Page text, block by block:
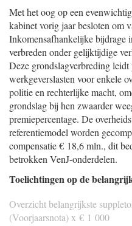
Met het oog op een
kabinet vorig jaar besloten om
Inkomensafhankelijke bijdrage
verbreden onder gelijktijdige
Deze grondslagverbreding leidt
werkgeverslasten voor enkele
politie en rechterlijke macht,
grondslag bij hen zwaarder
premiepercentage. De
referentiemodel worden
compensatie € 18,6 mln., dit
betrokken VenJ-onderdelen.
Toelichtingen op de
Overzicht belangrijkste
(Voorjaarsnota) x € 1 000